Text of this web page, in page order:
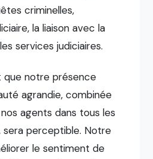
criminelles,
la liaison avec la
services judiciaires.
que notre présence
agrandie, combinée
agents dans tous les
perceptible. Notre
le sentiment de